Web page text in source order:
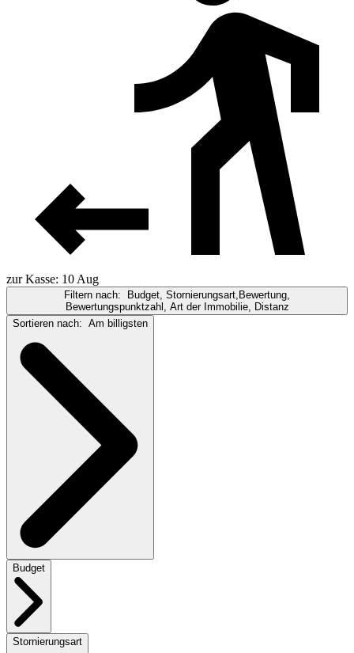
zur Kasse: 10 Aug
Filtern nach:
Budget, Stornierungsart,Bewertung,
Bewertungspunktzahl, Art der Immobilie, Distanz
Sortieren nach: Am billigsten
Budget
Stornierungsart